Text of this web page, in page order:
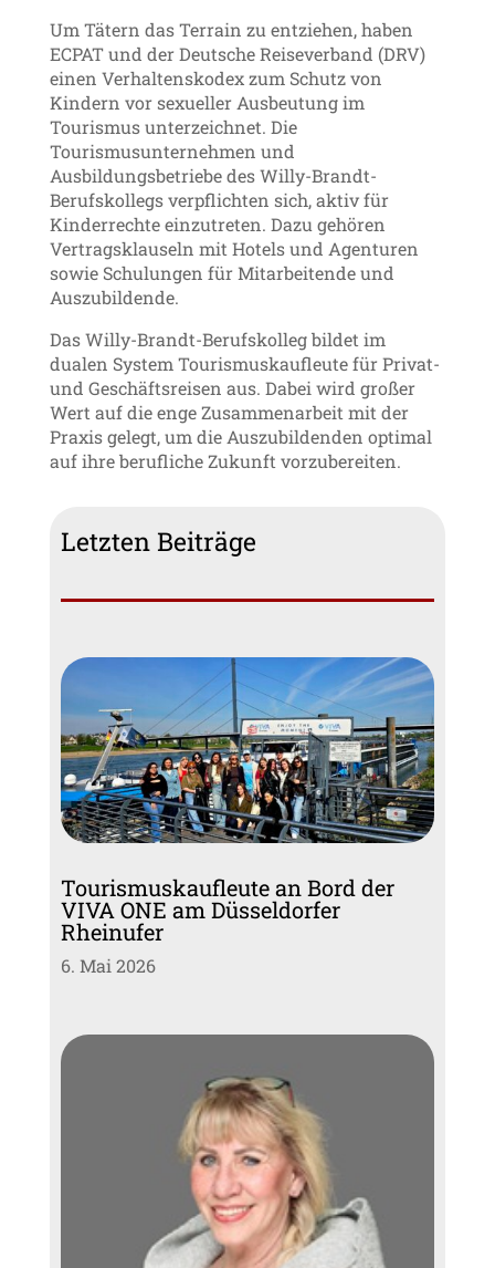
Um Tätern das Terrain zu entziehen, haben
ECPAT und der Deutsche Reiseverband (DRV)
einen Verhaltenskodex zum Schutz von
Kindern vor sexueller Ausbeutung im
Tourismus unterzeichnet. Die
Tourismusunternehmen und
Ausbildungsbetriebe des Willy-Brandt-
Berufskollegs verpflichten sich, aktiv für
Kinderrechte einzutreten. Dazu gehören
Vertragsklauseln mit Hotels und Agenturen
sowie Schulungen für Mitarbeitende und
Auszubildende.
Das Willy-Brandt-Berufskolleg bildet im
dualen System Tourismuskaufleute für Privat-
und Geschäftsreisen aus. Dabei wird großer
Wert auf die enge Zusammenarbeit mit der
Praxis gelegt, um die Auszubildenden optimal
auf ihre berufliche Zukunft vorzubereiten.
Letzten Beiträge
Tourismuskaufleute an Bord der
VIVA ONE am Düsseldorfer
Rheinufer
6. Mai 2026